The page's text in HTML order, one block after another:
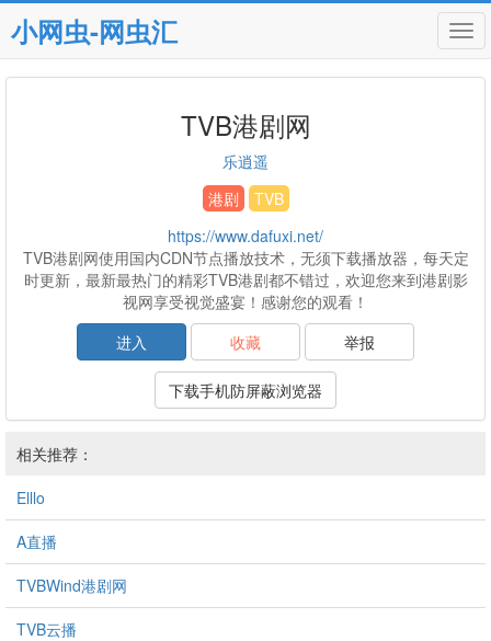
小网虫-网虫汇
TVB港剧网
乐逍遥
港剧
TVB
https://www.dafuxi.net/
TVB港剧网使用国内CDN节点播放技术，无须下载播放器，每天定
时更新，最新最热门的精彩TVB港剧都不错过，欢迎您来到港剧影
视网享受视觉盛宴！感谢您的观看！
进入
收藏 举报
下载手机防屏蔽浏览器
相关推荐：
Elllo
A直播
TVBWind港剧网
TVB云播